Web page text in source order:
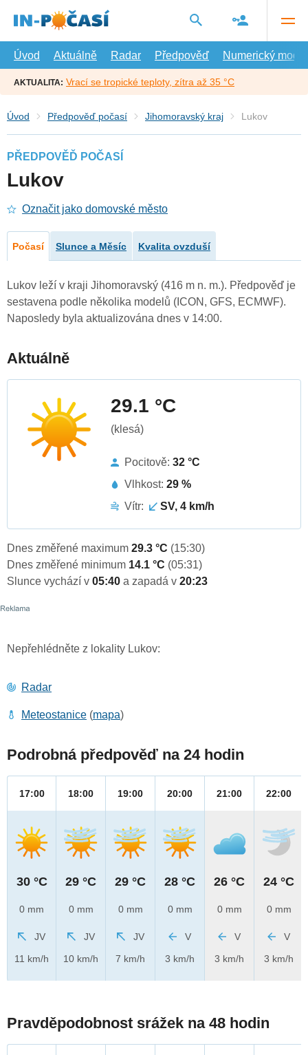
hlavní
Úvod
Aktuálně Radar Předpověď Numerický model
AKTUALITA: Vrací se tropické teploty, zítra až 35 °C
Úvod Předpověď počasí Jihomoravský kraj Lukov
PŘEDPOVĚĎ POČASÍ
Lukov
Označit jako domovské město
Počasí Slunce a Měsíc Kvalita ovzduší
Lukov leží v kraji Jihomoravský (416 m n. m.). Předpověď je
sestavena podle několika modelů (ICON, GFS, ECMWF).
Naposledy byla aktualizována dnes v 14:00.
Aktuálně
29.1 °C
(klesá)
Pocitově: 32 °C
Vlhkost: 29 %
Vítr:
SV, 4 km/h
Dnes změřené maximum 29.3 °C (15:30)
Dnes změřené minimum 14.1 °C (05:31)
Slunce vychází v 05:40 a zapadá v 20:23
Nepřehlédněte z lokality Lukov:
Radar
Meteostanice (mapa)
Podrobná předpověď na 24 hodin
17:00
30 °C
0 mm
JV
11 km/h
18:00
29 °C
0 mm
JV
10 km/h
19:00
29 °C
0 mm
JV
7 km/h
20:00
28 °C
0 mm
V
3 km/h
21:00
26 °C
0 mm
V
3 km/h
22:00
24 °C
0 mm
V
3 km/h
Pravděpodobnost srážek na 48 hodin